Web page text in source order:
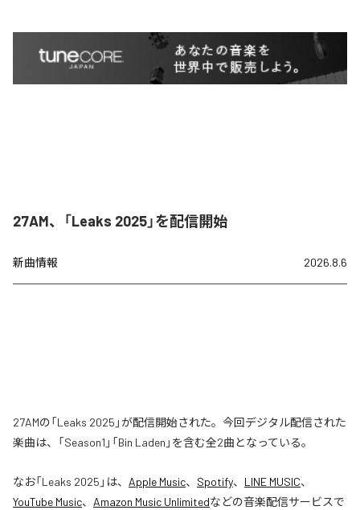
27AM、「Leaks 2025」を配信開始
新曲情報 2026.8.6
27AMの「Leaks 2025」が配信開始された。今回デジタル配信された
楽曲は、「Season1」「Bin Laden」を含む全2曲となっている。
なお「Leaks 2025 」は、 Apple Music、 Spotify、 LINE MUSIC、
YouTube Music、 Amazon Music Unlimitedなどの音楽配信サービスで